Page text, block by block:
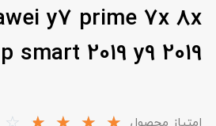
y7 prime 7x 8x
p smart 2019 y9 2019